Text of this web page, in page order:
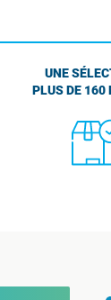
UNE
PLUS DE 160